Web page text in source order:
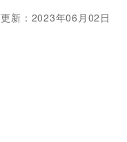
更新：2023年06月02日